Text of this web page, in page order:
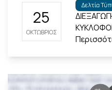
25
ΟΚΤΏΒΡΙΟΣ
Δελτία